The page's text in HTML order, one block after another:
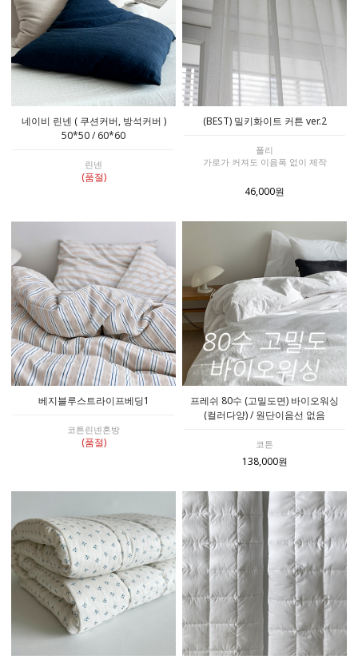
네이비 린넨 ( 쿠션커버, 방석커버 )
50*50 / 60*60
린넨
(품절)
(BEST) 밀키화이트 커튼 ver.2
폴리
가로가 커져도 이음폭 없이 제작
46,000원
베지블루스트라이프베딩1
코튼린넨혼방
(품절)
프레쉬 80수 (고밀도면) 바이오워싱
(컬러다양) / 원단이음선 없음
코튼
138,000원